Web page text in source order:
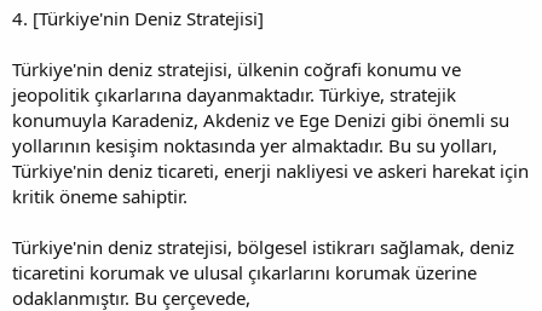
4. [Türkiye'nin Deniz Stratejisi]
Türkiye'nin deniz stratejisi, ülkenin coğrafi konumu ve
jeopolitik çıkarlarına dayanmaktadır. Türkiye, stratejik
konumuyla Karadeniz, Akdeniz ve Ege Denizi gibi önemli su
yollarının kesişim noktasında yer almaktadır. Bu su yolları,
Türkiye'nin deniz ticareti, enerji nakliyesi ve askeri harekat için
kritik öneme sahiptir.
Türkiye'nin deniz stratejisi, bölgesel istikrarı sağlamak, deniz
ticaretini korumak ve ulusal çıkarlarını korumak üzerine
odaklanmıştır. Bu çerçevede,